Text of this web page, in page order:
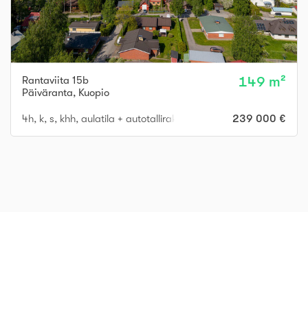
Rantaviita 15b
Päiväranta, Kuopio
149 m²
4h, k, s, khh, aulatila + autotallirakennus 239 000 €